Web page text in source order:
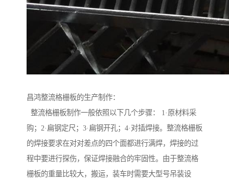
昌鸿整流格栅板的生产制作：
整流格栅板制作一般依照以下几个步骤： 1·原材料采
购；2·扁钢定尺；3·扁钢开孔；4·对插焊接。整流格栅板
的焊接要求在对对差点的四个面都进行满焊，焊接的过
程中要进行探伤，保证焊接融合的牢固性。由于整流格
栅板的重量比较大，搬运，装车时需要大型号吊装设